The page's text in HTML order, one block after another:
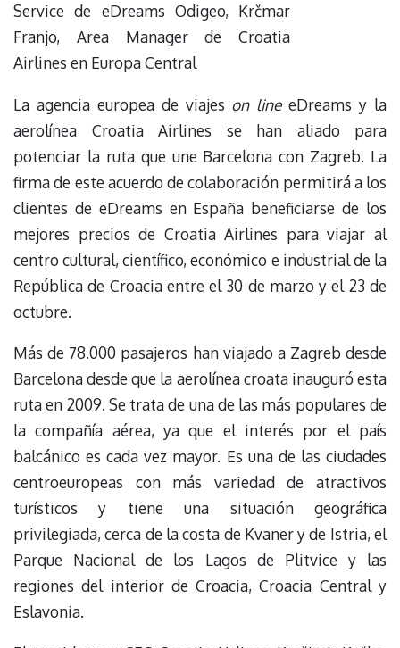
Service de eDreams Odigeo, Krčmar
Franjo, Area Manager de Croatia
Airlines en Europa Central
La agencia europea de viajes on lineeDreams y la
aerolínea Croatia Airlines se han aliado para
potenciar la ruta que une Barcelona con Zagreb. La
firma de este acuerdo de colaboración permitirá a los
clientes de eDreams en España beneficiarse de los
mejores precios de Croatia Airlines para viajar al
centro cultural, científico, económico e industrial de la
República de Croacia entre el 30 de marzo y el 23 de
octubre.
Más de 78.000 pasajeros han viajado a Zagreb desde
Barcelona desde que la aerolínea croata inauguró esta
ruta en 2009. Se trata de una de las más populares de
la compañía aérea, ya que el interés por el país
balcánico es cada vez mayor. Es una de las ciudades
centroeuropeas con más variedad de atractivos
turísticos y tiene una situación geográfica
privilegiada, cerca de la costa de Kvaner y de Istria, el
Parque Nacional de los Lagos de Plitvice y las
regiones del interior de Croacia, Croacia Central y
Eslavonia.